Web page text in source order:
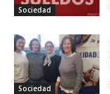
Sociedad
Sociedad